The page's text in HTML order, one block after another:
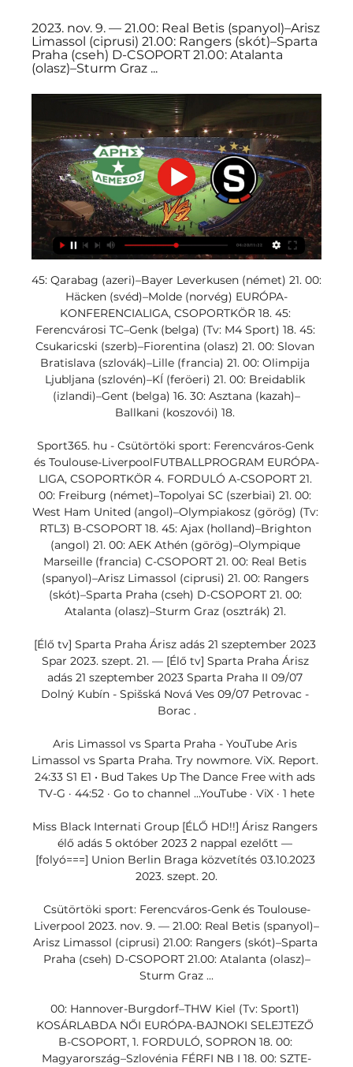
2023. nov. 9. — 21.00: Real Betis (spanyol)–Arisz
Limassol (ciprusi) 21.00: Rangers (skót)–Sparta
Praha (cseh) D-CSOPORT 21.00: Atalanta
(olasz)–Sturm Graz ...
45: Qarabag (azeri)–Bayer Leverkusen (német) 21. 00:
Häcken (svéd)–Molde (norvég) EURÓPA-
KONFERENCIALIGA, CSOPORTKÖR 18. 45:
Ferencvárosi TC–Genk (belga) (Tv: M4 Sport) 18. 45:
Csukaricski (szerb)–Fiorentina (olasz) 21. 00: Slovan
Bratislava (szlovák)–Lille (francia) 21. 00: Olimpija
Ljubljana (szlovén)–KÍ (feröeri) 21. 00: Breidablik
(izlandi)–Gent (belga) 16. 30: Asztana (kazah)–
Ballkani (koszovói) 18.
Sport365. hu - Csütörtöki sport: Ferencváros-Genk
és Toulouse-LiverpoolFUTBALLPROGRAM EURÓPA-
LIGA, CSOPORTKÖR 4. FORDULÓ A-CSOPORT 21.
00: Freiburg (német)–Topolyai SC (szerbiai) 21. 00:
West Ham United (angol)–Olympiakosz (görög) (Tv:
RTL3) B-CSOPORT 18. 45: Ajax (holland)–Brighton
(angol) 21. 00: AEK Athén (görög)–Olympique
Marseille (francia) C-CSOPORT 21. 00: Real Betis
(spanyol)–Arisz Limassol (ciprusi) 21. 00: Rangers
(skót)–Sparta Praha (cseh) D-CSOPORT 21. 00:
Atalanta (olasz)–Sturm Graz (osztrák) 21.
[Élő tv] Sparta Praha Árisz adás 21 szeptember 2023
Spar 2023. szept. 21. — [Élő tv] Sparta Praha Árisz
adás 21 szeptember 2023 Sparta Praha II 09/07
Dolný Kubín - Spišská Nová Ves 09/07 Petrovac -
Borac .
Aris Limassol vs Sparta Praha - YouTube Aris
Limassol vs Sparta Praha. Try nowmore. ViX. Report.
24:33 S1 E1 • Bud Takes Up The Dance Free with ads
TV-G · 44:52 · Go to channel ...YouTube · ViX · 1 hete
Miss Black Internati Group [ÉLŐ HD!!] Árisz Rangers
élő adás 5 október 2023 2 nappal ezelőtt —
[folyó===] Union Berlin Braga közvetítés 03.10.2023
2023. szept. 20.
Csütörtöki sport: Ferencváros-Genk és Toulouse-
Liverpool 2023. nov. 9. — 21.00: Real Betis (spanyol)–
Arisz Limassol (ciprusi) 21.00: Rangers (skót)–Sparta
Praha (cseh) D-CSOPORT 21.00: Atalanta (olasz)–
Sturm Graz ...
00: Hannover-Burgdorf–THW Kiel (Tv: Sport1)
KOSÁRLABDA NŐI EURÓPA-BAJNOKI SELEJTEZŐ
B-CSOPORT, 1. FORDULÓ, SOPRON 18. 00:
Magyarország–Szlovénia FÉRFI NB I 18. 00: SZTE-